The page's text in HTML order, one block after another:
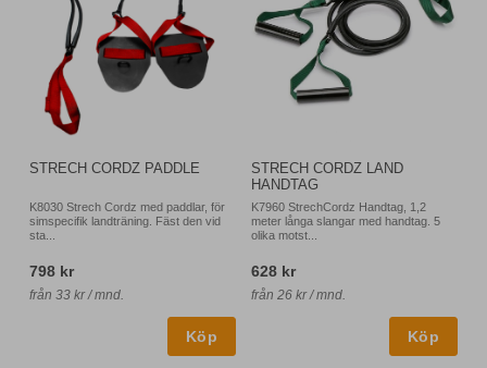
STRECH CORDZ PADDLE
K8030 Strech Cordz med paddlar, för
simspecifik landträning. Fäst den vid
sta...
798 kr
från 33 kr / mnd.
STRECH CORDZ LAND
HANDTAG
K7960 StrechCordz Handtag, 1,2
meter långa slangar med handtag. 5
olika motst...
628 kr
från 26 kr / mnd.